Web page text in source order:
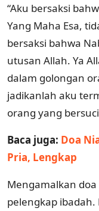
“Aku bersaksi
Yang Maha Esa,
bersaksi bahwa
utusan Allah. Ya
dalam golongan
jadikanlah aku
orang yang
Baca juga: Doa
Pria, Lengkap
Mengamalkan
pelengkap ibadah.